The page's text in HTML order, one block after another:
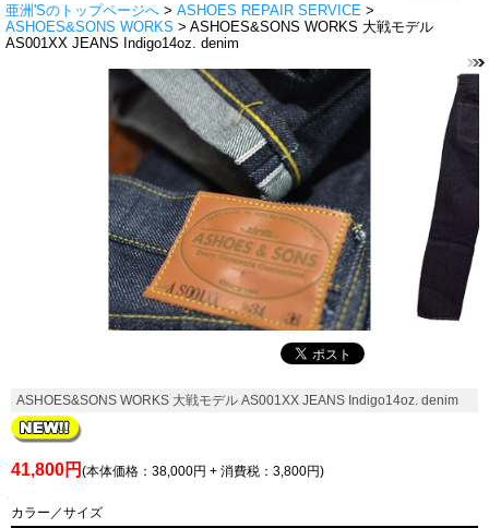
亜洲'Sのトップページへ > ASHOES REPAIR SERVICE >
ASHOES&SONS WORKS > ASHOES&SONS WORKS 大戦モデル
AS001XX JEANS Indigo14oz. denim
ASHOES&SONS WORKS 大戦モデル AS001XX JEANS Indigo14oz. denim
41,800円 (本体価格：38,000円 + 消費税：3,800円)
カラー／サイズ